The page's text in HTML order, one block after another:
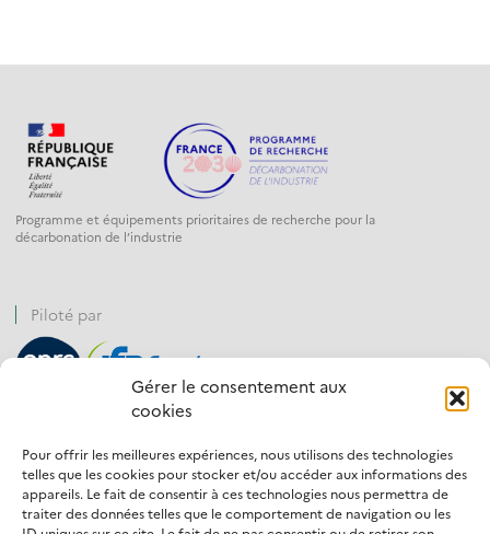
Gérer le consentement aux
cookies
Pour offrir les meilleures expériences, nous utilisons des technologies
telles que les cookies pour stocker et/ou accéder aux informations des
appareils. Le fait de consentir à ces technologies nous permettra de
traiter des données telles que le comportement de navigation ou les
Programme et équipements prioritaires de recherche pour la
décarbonation de l’industrie
Piloté par